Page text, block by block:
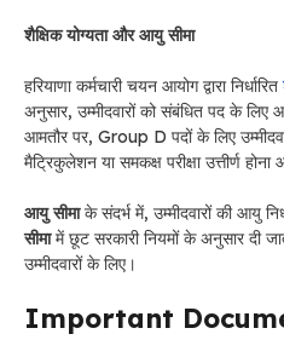
शैक्षिक योग्यता और आयु सीमा
हरियाणा कर्मचारी चयन आयोग द्वारा निर्धारित
अनुसार, उम्मीदवारों को संबंधित पद के लिए
आमतौर पर, Group D पदों के लिए
मैट्रिकुलेशन या समकक्ष परीक्षा उत्तीर्ण
आयु सीमाके संदर्भ में, उम्मीदवारों की आयु
सीमामें छूट सरकारी नियमों के अनुसार दी
उम्मीदवारों के लिए।
Important